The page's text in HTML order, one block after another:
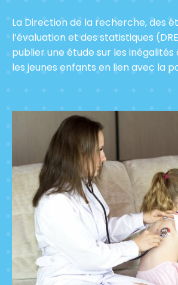
La Direction de la recherche, des
l’évaluation et des statistiques
publier une étude sur les
les jeunes enfants en lien avec la